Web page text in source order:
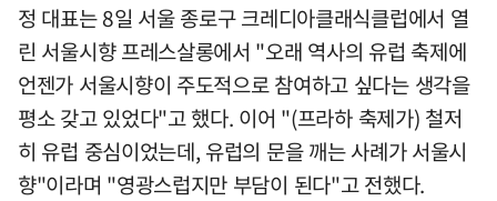
정 대표는 8일 서울 종로구 크레디아클래식클럽에서 열
린 서울시향 프레스살롱에서 "오래 역사의 유럽 축제에
언젠가 서울시향이 주도적으로 참여하고 싶다는 생각을
평소 갖고 있었다"고 했다. 이어 "(프라하 축제가) 철저
히 유럽 중심이었는데, 유럽의 문을 깨는 사례가 서울시
향"이라며 "영광스럽지만 부담이 된다"고 전했다.